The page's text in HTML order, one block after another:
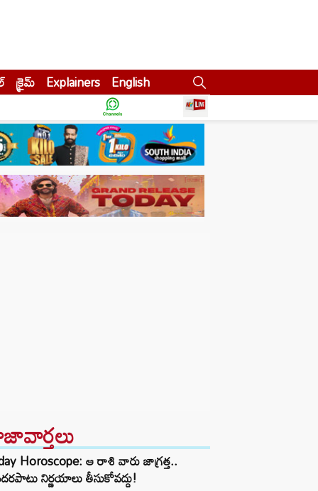
క్రైమ్ Explainers English
Horoscope: ఆ రాశి వారు జాగ్రత్త..
నిర్ణయాలు తీసుకోవద్దు!